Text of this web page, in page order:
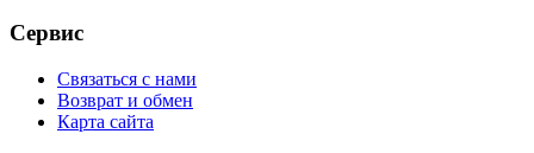
Сервис
Связаться с нами
Возврат и обмен
Карта сайта